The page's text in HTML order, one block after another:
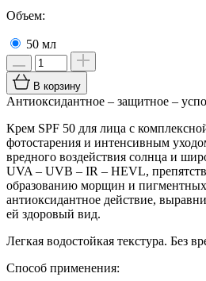
Объем:
50 мл
В корзину
Антиоксидантное – защитное –
Крем SPF 50 для лица с
фотостарения и интенсивным
вредного воздействия солнца и
UVA – UVB – IR – HEVL,
образованию морщин и пигментных
антиоксидантное действие,
ей здоровый вид.
Легкая водостойкая текстура. Без
Способ применения: